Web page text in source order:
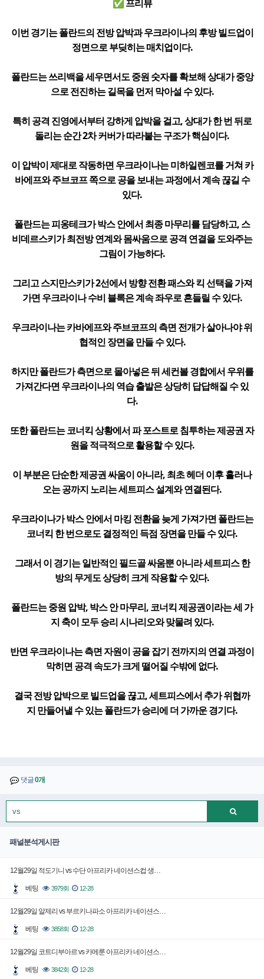
✅ 프리뷰
이번 경기는 폴란드의 전방 압박과 우크라이나의 후방 빌드업이
정면으로 부딪히는 매치업이다.
폴란드는 쓰리백을 세우면서도 중원 숫자를 확보해 상대가 중앙
으로 전진하는 길목을 먼저 막아설 수 있다.
특히 공격 진영에서부터 강하게 압박을 걸고, 상대가 한 번 뒤로
돌리는 순간 2차 커버가 따라붙는 구조가 핵심이다.
이 압박이 제대로 작동하면 우크라이나는 미하일렌코를 거쳐 카
바에프와 주브코프 쪽으로 공을 보내는 과정에서 계속 끊길 수
있다.
폴란드는 피옹테크가 박스 안에서 최종 마무리를 담당하고, 스
비데르스키가 최전방 연계와 몸싸움으로 공격 연결을 도와주는
그림이 가능하다.
그리고 스지만스키가 2선에서 방향 전환 패스와 킥 선택을 가져
가면 우크라이나 수비 블록은 계속 좌우로 흔들릴 수 있다.
우크라이나는 카바에프와 주브코프의 측면 전개가 살아나야 위
협적인 장면을 만들 수 있다.
하지만 폴란드가 측면으로 몰아넣은 뒤 세컨볼 경합에서 우위를
가져간다면 우크라이나의 역습 출발은 상당히 답답해질 수 있
다.
또한 폴란드는 코너킥 상황에서 파 포스트로 침투하는 제공권 자
원을 적극적으로 활용할 수 있다.
이 부분은 단순한 제공권 싸움이 아니라, 최초 헤더 이후 흘러나
오는 공까지 노리는 세트피스 설계와 연결된다.
우크라이나가 박스 안에서 마킹 전환을 늦게 가져가면 폴란드는
코너킥 한 번으로도 결정적인 득점 장면을 만들 수 있다.
그래서 이 경기는 일반적인 필드골 싸움뿐 아니라 세트피스 한
방의 무게도 상당히 크게 작용할 수 있다.
폴란드는 중원 압박, 박스 안 마무리, 코너킥 제공권이라는 세 가
지 축이 모두 승리 시나리오와 맞물려 있다.
반면 우크라이나는 측면 자원이 공을 잡기 전까지의 연결 과정이
막히면 공격 속도가 크게 떨어질 수밖에 없다.
결국 전방 압박으로 빌드업을 끊고, 세트피스에서 추가 위협까
지 만들어낼 수 있는 폴란드가 승리에 더 가까운 경기다.
댓글0개
패널분석게시판
12월29일 적도기니 vs 수단 아프리카 네이션스컵 생…
베팅 3979회 12-28
12월29일 알제리 vs 부르키나파소 아프리카 네이션스…
베팅 3858회 12-28
12월29일 코트디부아르 vs 카메룬 아프리카 네이션스…
베팅 3842회 12-28